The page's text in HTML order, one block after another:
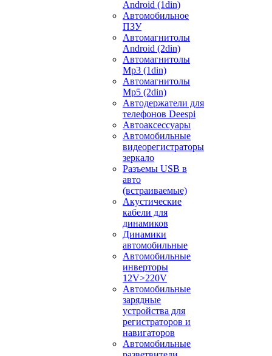
Android (1din)
Автомобильное
ПЗУ
Автомагнитолы
Android (2din)
Автомагнитолы
Mp3 (1din)
Автомагнитолы
Mp5 (2din)
Автодержатели для
телефонов Deespi
Автоаксессуары
Автомобильные
видеорегистраторы
зеркало
Разъемы USB в
авто
(встраиваемые)
Акустические
кабели для
динамиков
Динамики
автомобильные
Автомобильные
инверторы
12V>220V
Автомобильные
зарядные
устройства для
регистраторов и
навигаторов
Автомобильные